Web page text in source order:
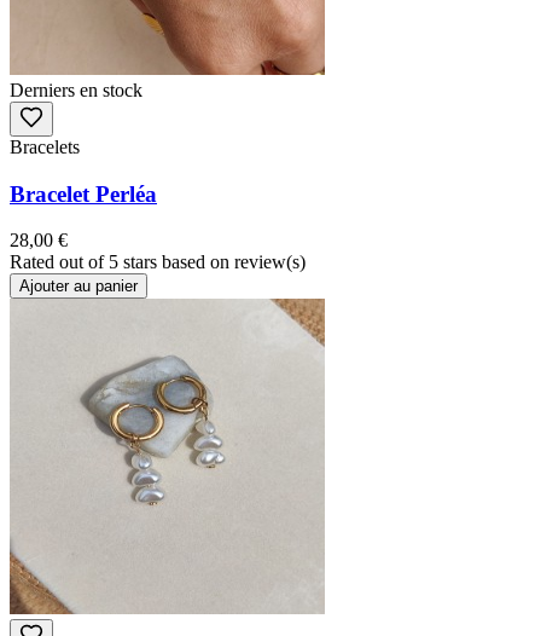
Derniers en stock
Bracelets
Bracelet Perléa
28,00 €
Rated out of 5 stars based on review(s)
Ajouter au panier